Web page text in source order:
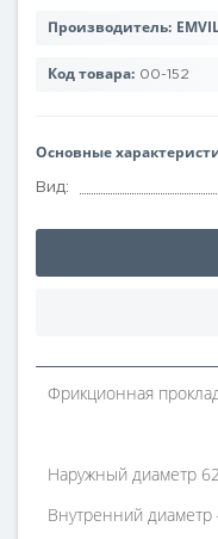
Производитель:
Код товара: 00-152
Основные
Вид:
Фрикционная
Наружный диаметр
Внутренний диаметр